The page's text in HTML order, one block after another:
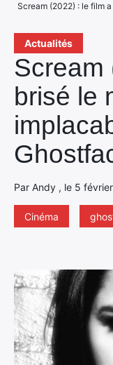
Actualités
Scream
brisé le
Par Andy , le 5
Cinéma
Scream (2022) : le film